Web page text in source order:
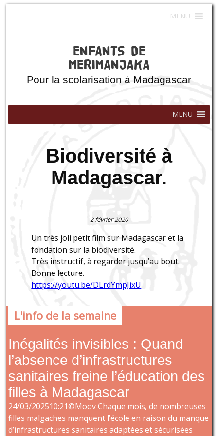
MENU
ENFANTS DE
MERIMANJAKA
Pour la scolarisation à Madagascar
MENU
Biodiversité à
Madagascar.
2 février 2020
Un très joli petit film sur Madagascar et la
fondation sur la biodiversité.
Très instructif, à regarder jusqu’au bout.
Bonne lecture.
https://youtu.be/DLrdYmpJixU
L'info de la semaine
Inégalités invisibles : Quand
l’absence d’infrastructures
sanitaires freine l’éducation des
filles à Madagascar
24/03/202510:21©Moov Chaque mois, de nombreuses
filles malgaches manquent l’école en raison du manque
d’infrastructures sanitaires adaptées et sécurisées